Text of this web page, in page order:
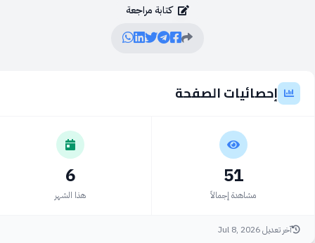
كتابة مراجعة
إحصائيات الصفحة
51
مشاهدة إجمالاً
6
هذا الشهر
آخر تعديل Jul 8, 2026